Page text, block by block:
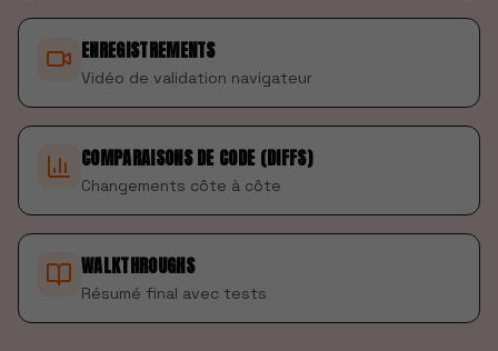
ENREGISTREMENTS
Vidéo de validation navigateur
COMPARAISONS DE CODE (DIFFS)
Changements côte à côte
WALKTHROUGHS
Résumé final avec tests